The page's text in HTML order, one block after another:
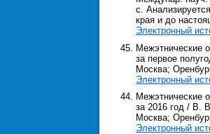
с.
края и до
Электронный
Межэтнические
за первое
Москва;
Электронный
Межэтнические
за 2016 год / В.
Москва;
Электронный